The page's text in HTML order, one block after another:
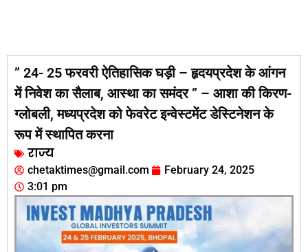
” 24- 25 फरवरी ऐतिहासिक घड़ी – हृदयप्रदेश के आंगन
में निवेश का सैलाब, आस्था का समंदर ” – आशा की किरण-
ग्लोबली, मध्यप्रदेश को फेवरेट इन्वेस्टमेंट डेस्टिनेशन के
रूप में स्थापित करना
राज्य
chetaktimes@gmail.com
February 24, 2025
3:01 pm